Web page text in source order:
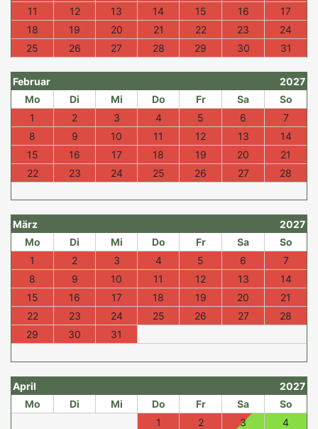
11
12 13 14 15 16
17
18
19 20 21 22 23
24
25
26 27 28 29 30 31
Februar
2027
Mo
Di Mi Do Fr Sa
So
1
2 3 4 5 6
7
8
9 10 11 12 13
14
15
16 17 18 19 20
21
22
23 24 25 26 27 28
März
2027
Mo
Di Mi Do Fr Sa
So
1
2 3 4 5 6
7
8
9 10 11 12 13
14
15
16 17 18 19 20
21
22
23 24 25 26 27
28
29
30 31
April
2027
Mo
Di Mi Do Fr Sa
So
1
2 3
4